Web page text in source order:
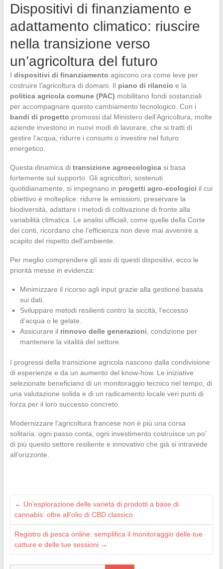
Dispositivi di finanziamento e
adattamento climatico: riuscire
nella transizione verso
un’agricoltura del futuro
I dispositivi di finanziamento agiscono ora come leve per
costruire l’agricoltura di domani. Il piano di rilancio e la
politica agricola comune (PAC) mobilitano fondi sostanziali
per accompagnare questo cambiamento tecnologico. Con i
bandi di progetto promossi dal Ministero dell’Agricoltura, molte
aziende investono in nuovi modi di lavorare, che si tratti di
gestire l’acqua, ridurre i consumi o investire nel futuro
energetico.
Questa dinamica di transizione agroecologicasi basa
fortemente sul supporto. Gli agricoltori, sostenuti
quotidianamente, si impegnano in progetti agro-ecologici il cui
obiettivo è molteplice: ridurre le emissioni, preservare la
biodiversità, adattare i metodi di coltivazione di fronte alla
variabilità climatica. Le analisi ufficiali, come quelle della Corte
dei conti, ricordano che l’efficienza non deve mai avvenire a
scapito del rispetto dell’ambiente.
Per meglio comprendere gli assi di questi dispositivi, ecco le
priorità messe in evidenza:
Minimizzare il ricorso agli input grazie alla gestione basata
sui dati.
Sviluppare metodi resilienti contro la siccità, l’eccesso
d’acqua o le gelate.
Assicurare il rinnovo delle generazioni , condizione per
mantenere la vitalità del settore.
I progressi della transizione agricola nascono dalla condivisione
di esperienze e da un aumento del know-how. Le iniziative
selezionate beneficiano di un monitoraggio tecnico nel tempo, di
una valutazione solida e di un radicamento locale veri punti di
forza per il loro successo concreto.
Modernizzare l’agricoltura francese non è più una corsa
solitaria: ogni passo conta, ogni investimento costruisce un po’
di più questo settore resiliente e innovativo che già si intravede
all’orizzonte.
← Un’esplorazione delle varietà di prodotti a base di
cannabis: oltre all’olio di CBD classico
Registro di pesca online: semplifica il monitoraggio delle tue
catture e delle tue sessioni →